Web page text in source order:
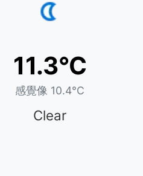
11.3°C
感覺像 10.4°C
Clear